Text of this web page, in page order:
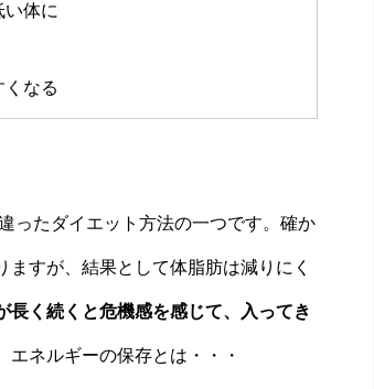
体に
くなる
ったダイエット方法の一つです。確か
すが、結果として体脂肪は減りにく
長く続くと危機感を感じて、入ってき
エネルギーの保存とは・・・